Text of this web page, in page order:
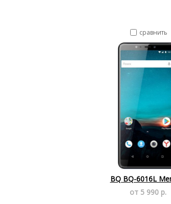
сравнить
BQ BQ-6016L
от 5 990 р.